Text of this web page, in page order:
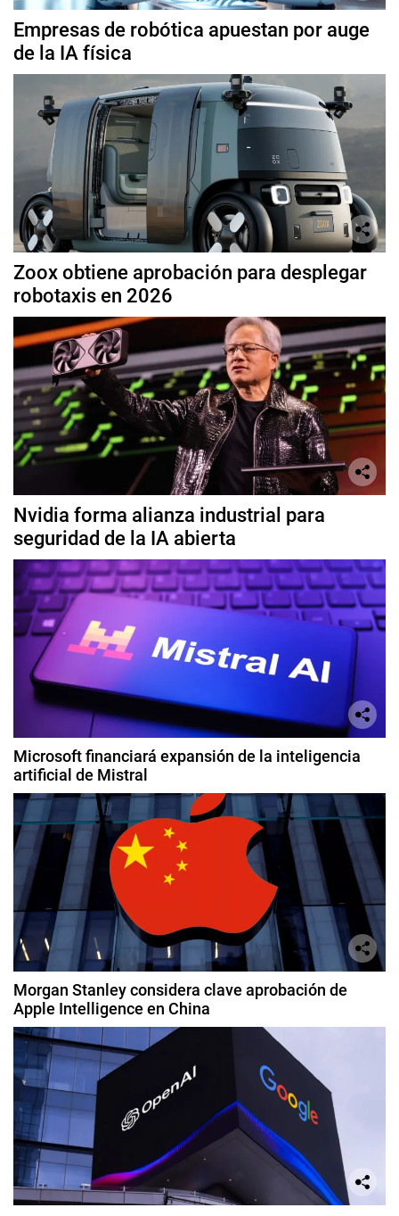
Empresas de robótica apuestan por auge
de la IA física
Zoox obtiene aprobación para desplegar
robotaxis en 2026
Nvidia forma alianza industrial para
seguridad de la IA abierta
Microsoft financiará expansión de la inteligencia
artificial de Mistral
Morgan Stanley considera clave aprobación de
Apple Intelligence en China